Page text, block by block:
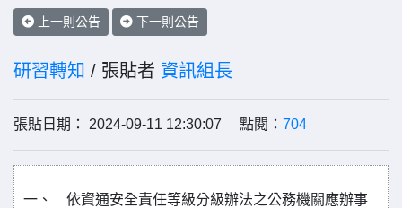
上一則公告 下一則公告
研習轉知 / 張貼者 資訊組長
張貼日期： 2024-09-11 12:30:07 點閱： 704
一、 依資通安全責任等級分級辦法之公務機關應辦事